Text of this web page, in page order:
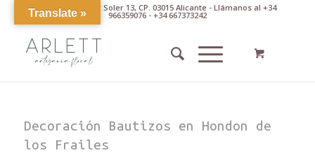
Av. Pintor Xavier Soler 13, CP. 03015 Alicante - Llámanos al +34
966359076 - +34 667373242
Decoración Bautizos en Hondon de
los Frailes
Translate »